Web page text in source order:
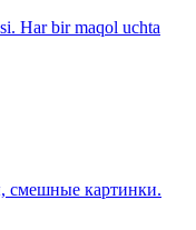
Har bir maqol uchta
смешные картинки.